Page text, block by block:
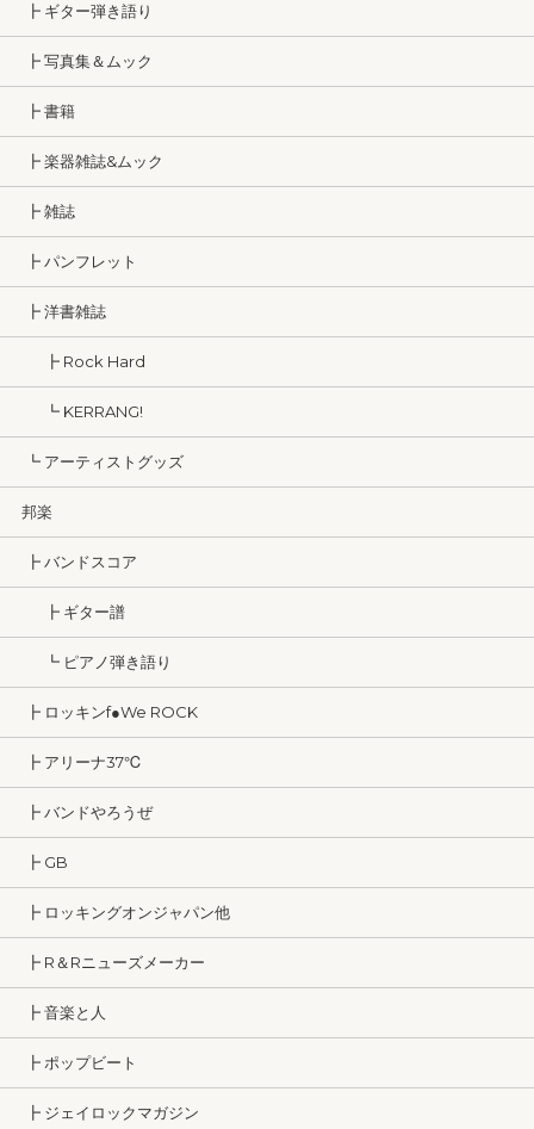
┣ ギター弾き語り
┣ 写真集＆ムック
┣ 書籍
┣ 楽器雑誌&ムック
┣ 雑誌
┣ パンフレット
┣ 洋書雑誌
┣ Rock Hard
┗ KERRANG!
┗ アーティストグッズ
邦楽
┣ バンドスコア
┣ ギター譜
┗ ピアノ弾き語り
┣ ロッキンf●We ROCK
┣ アリーナ37℃
┣ バンドやろうぜ
┣ GB
┣ ロッキングオンジャパン他
┣ R＆Rニューズメーカー
┣ 音楽と人
┣ ポップビート
┣ ジェイロックマガジン